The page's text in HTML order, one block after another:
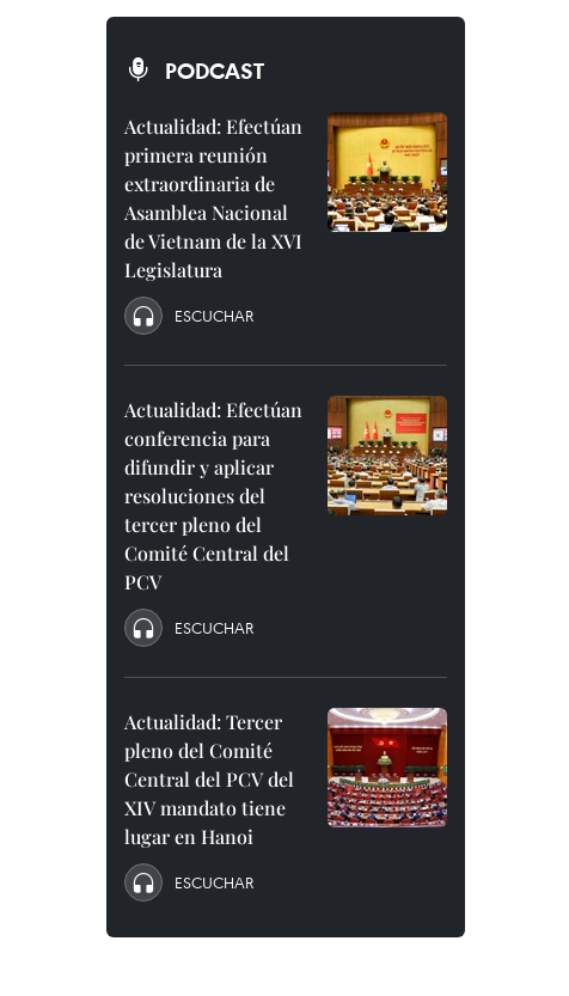
PODCAST
Actualidad: Efectúan
primera reunión
extraordinaria de
Asamblea Nacional
de Vietnam de la XVI
Legislatura
ESCUCHAR
Actualidad: Efectúan
conferencia para
difundir y aplicar
resoluciones del
tercer pleno del
Comité Central del
PCV
ESCUCHAR
Actualidad: Tercer
pleno del Comité
Central del PCV del
XIV mandato tiene
lugar en Hanoi
ESCUCHAR